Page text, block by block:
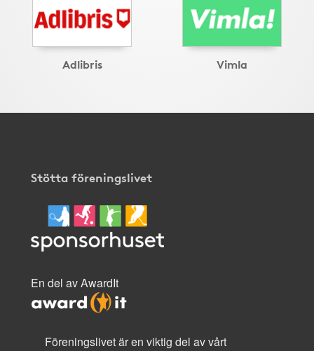
Adlibris Vimla
Stötta föreningslivet
En del av AwardIt
Föreningslivet är en viktig del av vårt